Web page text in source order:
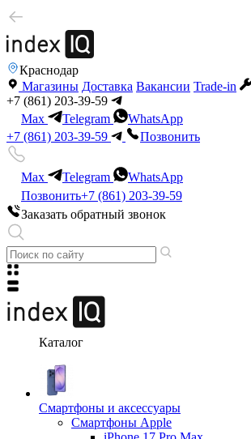
Краснодар
Магазины Доставка Вакансии Trade-in
+7 (861) 203-39-59
Max
Telegram
WhatsApp
+7 (861) 203-39-59
Позвонить
Max Telegram
WhatsApp
Позвонить+7 (861) 203-39-59
Заказать обратный звонок
Каталог
Смартфоны и аксессуары
Смартфоны Apple